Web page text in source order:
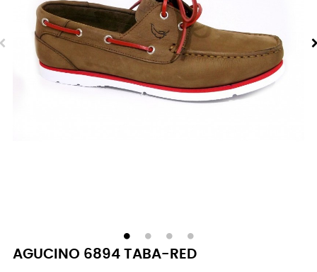
AGUCINO 6894 TABA-RED